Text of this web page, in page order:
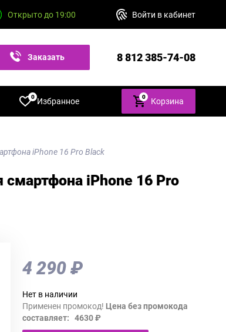
Открыто до 19:00 Войти в кабинет
Заказать 8 812 385-74-08
Избранное
0 0 Корзина
iPhone 16 Pro Black
iPhone 16 Pro
4 290 ₽
Нет в наличии
Применен промокод! Цена без промокода
составляет: 4630 ₽